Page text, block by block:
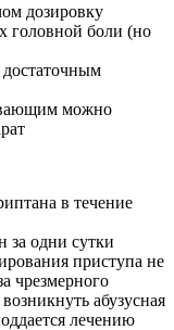
дозировку
головной боли (но
достаточным
можно
в течение
за одни сутки
приступа не
чрезмерного
абузусная
лечению